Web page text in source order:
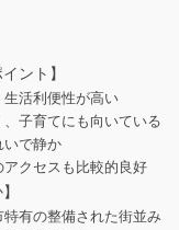
ント】
生活利便性が高い
子育てにも向いている
いで静か
アクセスも比較的良好
特有の整備された街並み